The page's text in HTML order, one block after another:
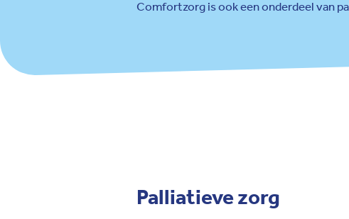
Comfortzorg is ook een onderdeel van
Palliatieve zorg